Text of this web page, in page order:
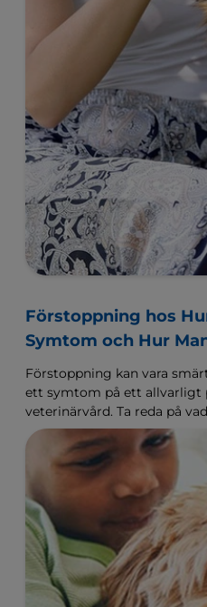
Förstoppning hos
Symtom och Hur
Förstoppning kan vara
ett symtom på ett allvarligt
veterinärvård. Ta reda på
hjälpa hunden på Hill's Pet